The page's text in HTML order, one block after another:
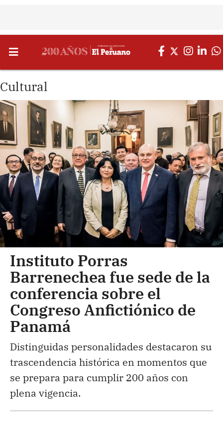
Cultural
Instituto Porras
Barrenechea fue sede de la
conferencia sobre el
Congreso Anfictiónico de
Panamá
Distinguidas personalidades destacaron su
trascendencia histórica en momentos que
se prepara para cumplir 200 años con
plena vigencia.